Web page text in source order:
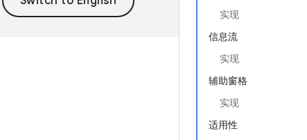
实现
信息流
实现
辅助窗格
实现
适用性